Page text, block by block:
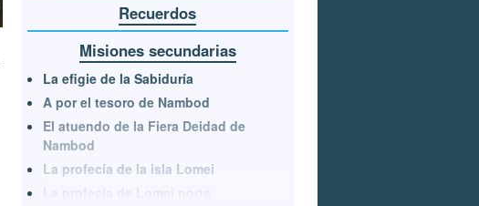
Recuerdos
Misiones secundarias
La efigie de la Sabiduría
A por el tesoro de Nambod
El atuendo de la Fiera Deidad de
Nambod
La profecía de la isla Lomei
La profecía de Lomei norte